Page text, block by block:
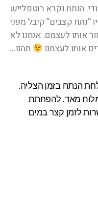
הנתח נקרא רוטפלייש
“נתח קצבים” קיבל מפני
אותו לעצמם. אנחנו לא
אותו לעצמנו
תהנו…
הנתח בזמן הצליה.
מאד. להפחתת
לזמן קצר במים